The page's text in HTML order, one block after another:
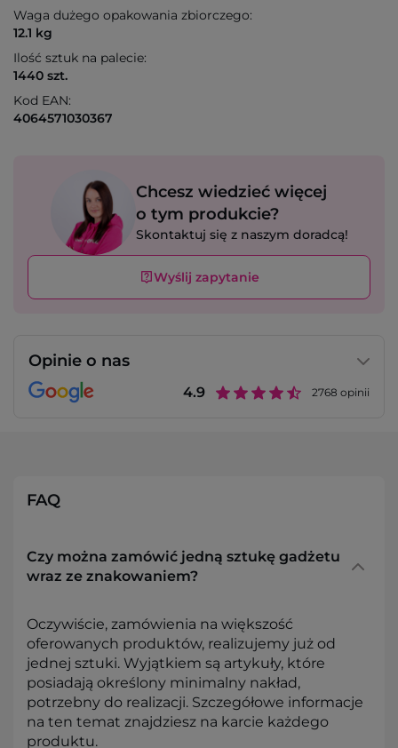
Waga dużego opakowania zbiorczego:
12.1 kg
Ilość sztuk na palecie:
1440 szt.
Kod EAN:
4064571030367
Chcesz wiedzieć więcej
o tym produkcie?
Skontaktuj się z naszym doradcą!
Wyślij zapytanie
Opinie o nas
4.9 2768 opinii
FAQ
Czy można zamówić jedną sztukę gadżetu
wraz ze znakowaniem?
Oczywiście, zamówienia na większość
oferowanych produktów, realizujemy już od
jednej sztuki. Wyjątkiem są artykuły, które
posiadają określony minimalny nakład,
potrzebny do realizacji. Szczegółowe informacje
na ten temat znajdziesz na karcie każdego
produktu.